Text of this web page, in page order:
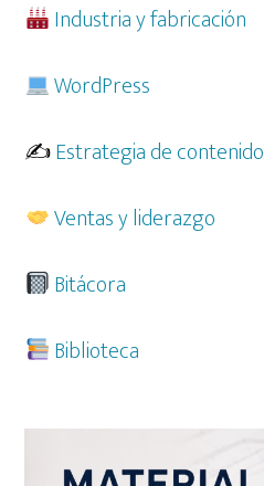
Industria y fabricación
WordPress
✍️Estrategia de contenido
Ventas y liderazgo
Bitácora
Biblioteca